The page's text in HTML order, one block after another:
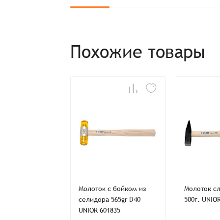
Имя*
Заказ успешно
Имя*
Похожие товары
Молоток с бойком из
селидора 565gr D40
UNIOR 601835
Молоток
500г.